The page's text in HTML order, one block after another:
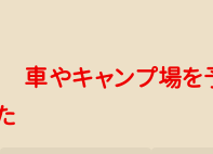
車やキャンプ場を